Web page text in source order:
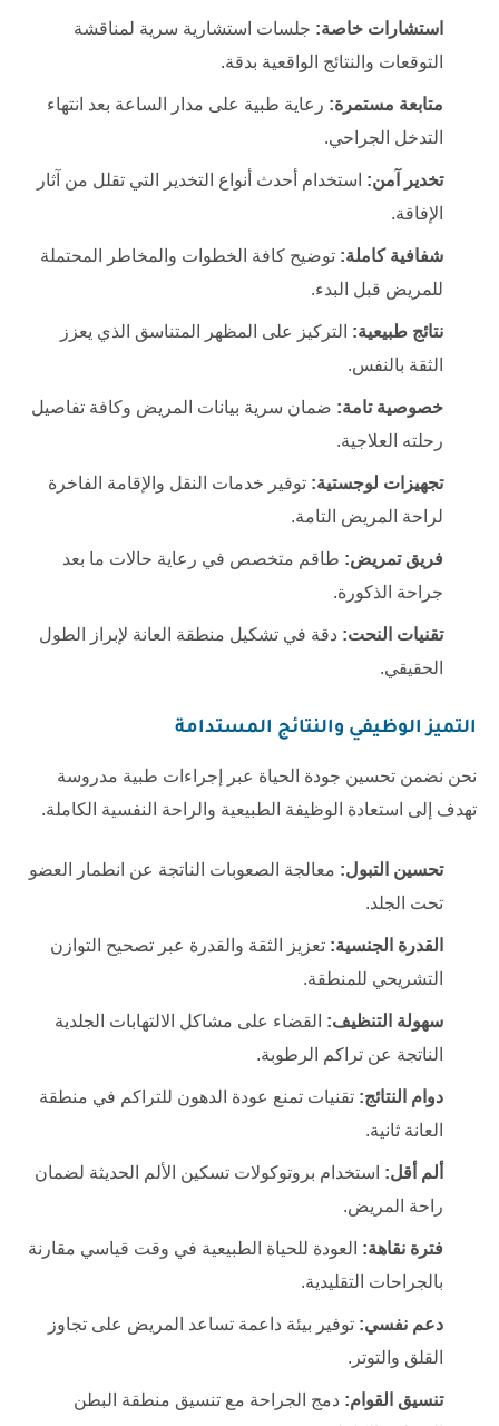
استشارات خاصة: جلسات استشارية سرية لمناقشة
التوقعات والنتائج الواقعية بدقة.
متابعة مستمرة: رعاية طبية على مدار الساعة بعد انتهاء
التدخل الجراحي.
تخدير آمن: استخدام أحدث أنواع التخدير التي تقلل من آثار
الإفاقة.
شفافية كاملة: توضيح كافة الخطوات والمخاطر المحتملة
للمريض قبل البدء.
نتائج طبيعية: التركيز على المظهر المتناسق الذي يعزز
الثقة بالنفس.
خصوصية تامة: ضمان سرية بيانات المريض وكافة تفاصيل
رحلته العلاجية.
تجهيزات لوجستية: توفير خدمات النقل والإقامة الفاخرة
لراحة المريض التامة.
فريق تمريض: طاقم متخصص في رعاية حالات ما بعد
جراحة الذكورة.
تقنيات النحت: دقة في تشكيل منطقة العانة لإبراز الطول
الحقيقي.
التميز الوظيفي والنتائج المستدامة
نحن نضمن تحسين جودة الحياة عبر إجراءات طبية مدروسة
تهدف إلى استعادة الوظيفة الطبيعية والراحة النفسية الكاملة.
تحسين التبول: معالجة الصعوبات الناتجة عن انطمار العضو
تحت الجلد.
القدرة الجنسية: تعزيز الثقة والقدرة عبر تصحيح التوازن
التشريحي للمنطقة.
سهولة التنظيف: القضاء على مشاكل الالتهابات الجلدية
الناتجة عن تراكم الرطوبة.
دوام النتائج: تقنيات تمنع عودة الدهون للتراكم في منطقة
العانة ثانية.
ألم أقل: استخدام بروتوكولات تسكين الألم الحديثة لضمان
راحة المريض.
فترة نقاهة: العودة للحياة الطبيعية في وقت قياسي مقارنة
بالجراحات التقليدية.
دعم نفسي: توفير بيئة داعمة تساعد المريض على تجاوز
القلق والتوتر.
تنسيق القوام: دمج الجراحة مع تنسيق منطقة البطن